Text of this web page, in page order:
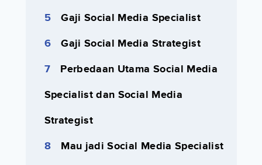
Gaji Social Media Specialist
Gaji Social Media Strategist
Perbedaan Utama Social Media
Specialist dan Social Media
Strategist
Mau jadi Social Media Specialist